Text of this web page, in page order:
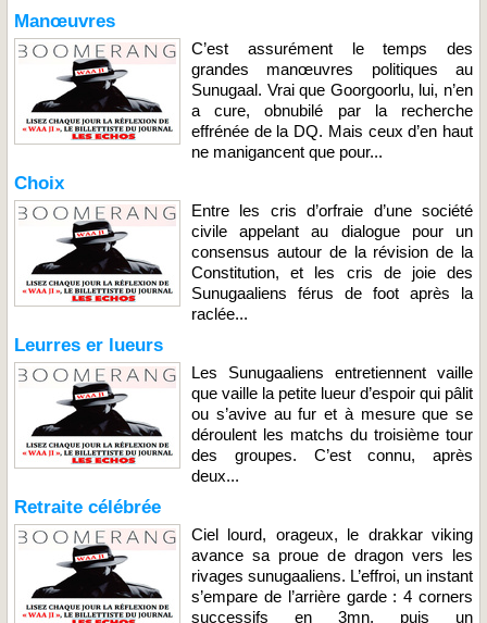
Manœuvres
C’est assurément le temps des
grandes manœuvres politiques au
Sunugaal. Vrai que Goorgoorlu, lui, n’en
a cure, obnubilé par la recherche
effrénée de la DQ. Mais ceux d’en haut
ne manigancent que pour...
Choix
Entre les cris d’orfraie d’une société
civile appelant au dialogue pour un
consensus autour de la révision de la
Constitution, et les cris de joie des
Sunugaaliens férus de foot après la
raclée...
Leurres er lueurs
Les Sunugaaliens entretiennent vaille
que vaille la petite lueur d’espoir qui pâlit
ou s’avive au fur et à mesure que se
déroulent les matchs du troisième tour
des groupes. C’est connu, après
deux...
Retraite célébrée
Ciel lourd, orageux, le drakkar viking
avance sa proue de dragon vers les
rivages sunugaaliens. L’effroi, un instant
s’empare de l’arrière garde : 4 corners
successifs en 3mn, puis un